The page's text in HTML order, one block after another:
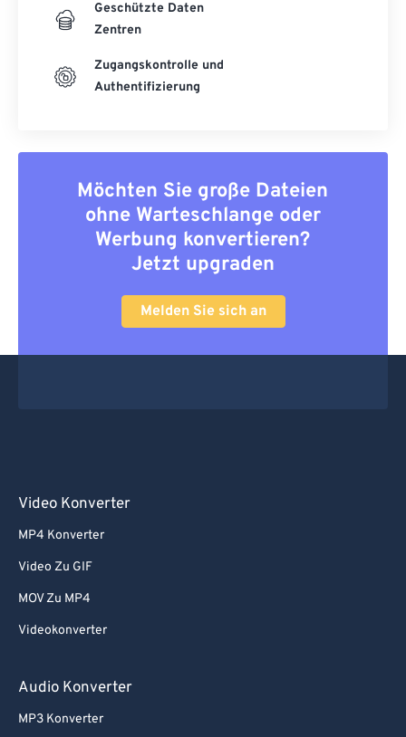
Geschützte Daten
Zentren
Zugangskontrolle und
Authentifizierung
Möchten Sie große Dateien
ohne Warteschlange oder
Werbung konvertieren?
Jetzt upgraden
Melden Sie sich an
Video Konverter
MP4 Konverter
Video Zu GIF
MOV Zu MP4
Videokonverter
Audio Konverter
MP3 Konverter